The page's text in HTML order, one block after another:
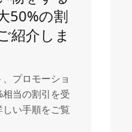
50%の割
紹介しま
プロモーショ
当の割引を受
い手順をご覧